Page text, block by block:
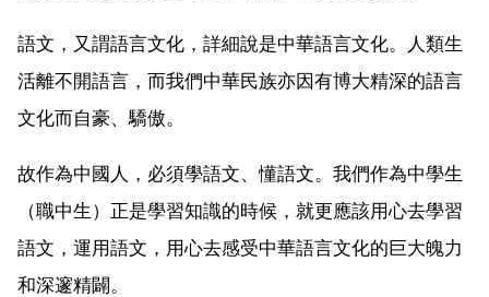
語文，又謂語言文化，詳細說是中華語言文化。人類生
活離不開語言，而我們中華民族亦因有博大精深的語言
文化而自豪、驕傲。
故作為中國人，必須學語文、懂語文。我們作為中學生
（職中生）正是學習知識的時候，就更應該用心去學習
語文，運用語文，用心去感受中華語言文化的巨大魄力
和深邃精闢。